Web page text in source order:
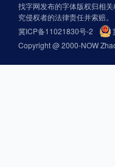
找字网发布的字体版权归相
究侵权者的法律责任并索赔。
冀ICP备11021830号-2
Copyright @ 2000-NOW